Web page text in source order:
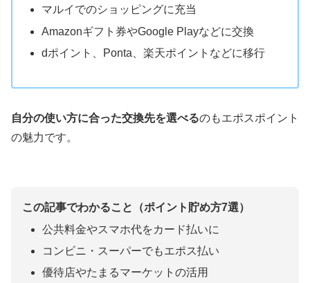
マルイでのショッピングに充当
Amazonギフト券やGoogle Playなどに交換
dポイント、Ponta、楽天ポイントなどに移行
自分の使い方に合った交換先を選べるのもエポスポイント
の魅力です。
この記事でわかること（ポイント貯め方7選）
公共料金やスマホ代をカード払いに
コンビニ・スーパーでもエポス払い
優待店やたまるマーケットの活用